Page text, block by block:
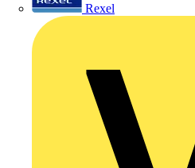
Rexel